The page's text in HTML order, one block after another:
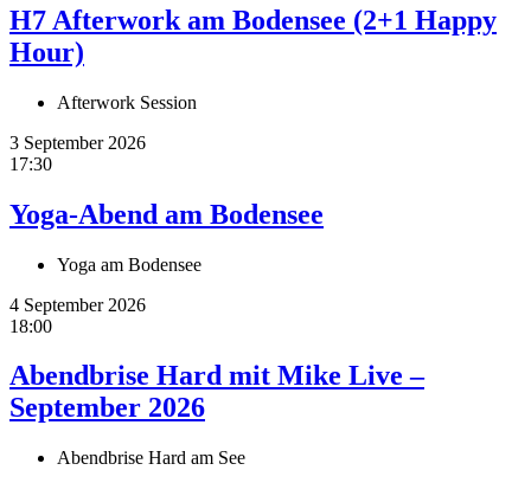
H7 Afterwork am Bodensee (2+1 Happy
Hour)
Afterwork Session
3 September 2026
17:30
Yoga-Abend am Bodensee
Yoga am Bodensee
4 September 2026
18:00
Abendbrise Hard mit Mike Live –
September 2026
Abendbrise Hard am See